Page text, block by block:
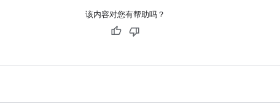
该内容对您有帮助吗？